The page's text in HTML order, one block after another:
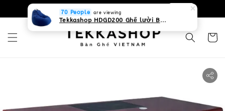
0931268840 Liên hệ với chúng tôi
70 People are viewing
Tekkashop HDGD200 Ghế lười Beanbag form truyền thống, chất liệu Olefin canvas kháng nước, màu xanh biển, có thể sử dụng trong nhà và cả ngoài trời, có quai xách